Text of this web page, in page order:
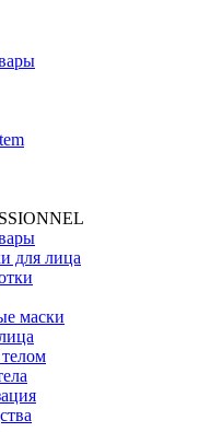
для лица
маски